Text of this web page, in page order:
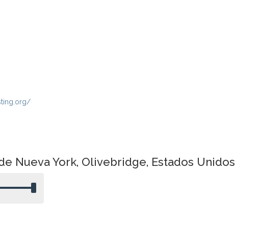
Nueva York, Olivebridge, Estados Unidos